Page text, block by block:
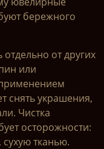
бережного
от других
или
снять украшения,
Чистка
осторожности:
тканью.